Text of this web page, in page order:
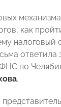
как
налоговый
ответила
по
.